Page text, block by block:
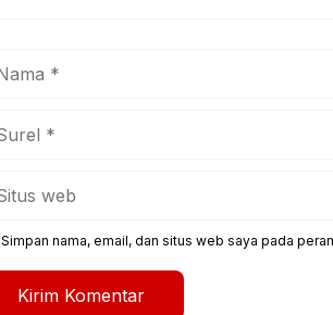
Simpan nama, email, dan situs web saya pada